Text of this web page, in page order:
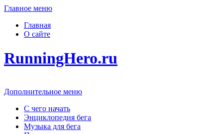
Главное меню
Главная
О сайте
RunningHero.ru
Дополнительное меню
С чего начать
Энциклопедия бега
Музыка для бега